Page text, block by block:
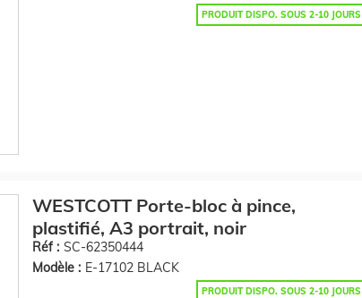
PRODUIT DISPO. SOUS 2-10 JOURS
WESTCOTT Porte-bloc à pince,
plastifié, A3 portrait, noir
Réf : SC-62350444
Modèle : E-17102 BLACK
PRODUIT DISPO. SOUS 2-10 JOURS